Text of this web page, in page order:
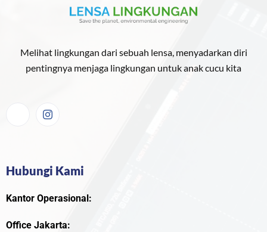
Melihat lingkungan dari sebuah lensa, menyadarkan diri
pentingnya menjaga lingkungan untuk anak cucu kita
Hubungi Kami
Kantor Operasional:
Office Jakarta: